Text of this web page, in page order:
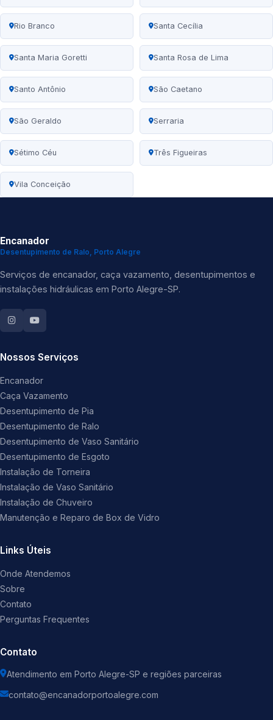
Rio Branco Santa Cecília
Santa Maria Goretti Santa Rosa de Lima
Santo Antônio São Caetano
São Geraldo Serraria
Sétimo Céu Três Figueiras
Vila Conceição
Encanador
Desentupimento de Ralo, Porto Alegre
Serviços de encanador, caça vazamento, desentupimentos e
instalações hidráulicas em Porto Alegre-SP.
Nossos Serviços
Encanador
Caça Vazamento
Desentupimento de Pia
Desentupimento de Ralo
Desentupimento de Vaso Sanitário
Desentupimento de Esgoto
Instalação de Torneira
Instalação de Vaso Sanitário
Instalação de Chuveiro
Manutenção e Reparo de Box de Vidro
Links Úteis
Onde Atendemos
Sobre
Contato
Perguntas Frequentes
Contato
Atendimento em Porto Alegre-SP e regiões parceiras
contato@encanadorportoalegre.com